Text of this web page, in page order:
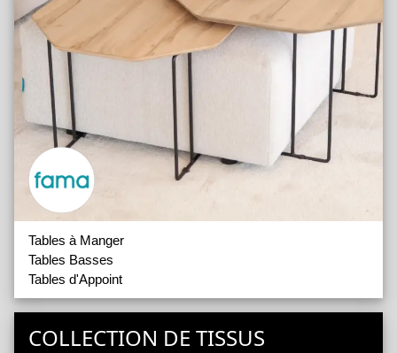
Tables à Manger
Tables Basses
Tables d'Appoint
COLLECTION DE TISSUS